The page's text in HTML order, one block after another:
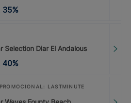
35%
Selection Diar El Andalous
40%
LASTMINUTE